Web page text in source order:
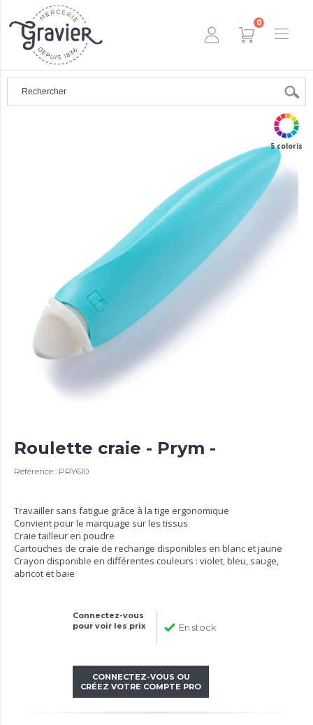
0
5 coloris
Roulette craie - Prym -
Référence : PRY610
Travailler sans fatigue grâce à la tige ergonomique
Convient pour le marquage sur les tissus
Craie tailleur en poudre
Cartouches de craie de rechange disponibles en blanc et jaune
Crayon disponible en différentes couleurs : violet, bleu, sauge,
abricot et baie
Connectez-vous
pour voir les prix
En stock
CONNECTEZ-VOUS OU
CRÉEZ VOTRE COMPTE PRO